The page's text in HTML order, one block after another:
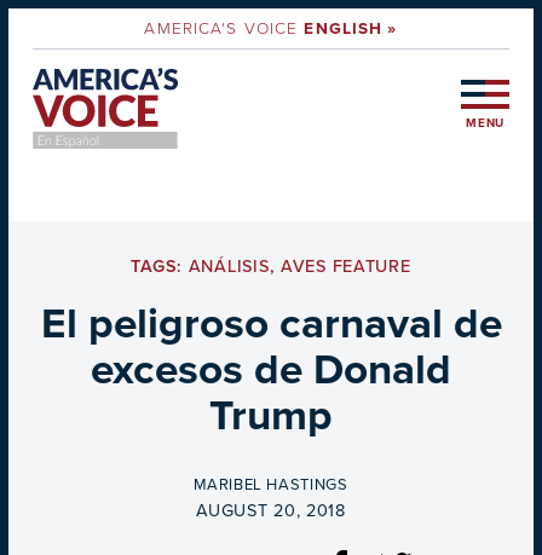
AMERICA'S VOICEENGLISH »
MENU
TAGS: ANÁLISIS, AVES FEATURE
El peligroso carnaval de
excesos de Donald
Trump
BY
MARIBEL HASTINGS
ON
AUGUST 20, 2018